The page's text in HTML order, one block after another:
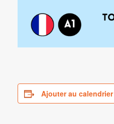
Ajouter au calendrier